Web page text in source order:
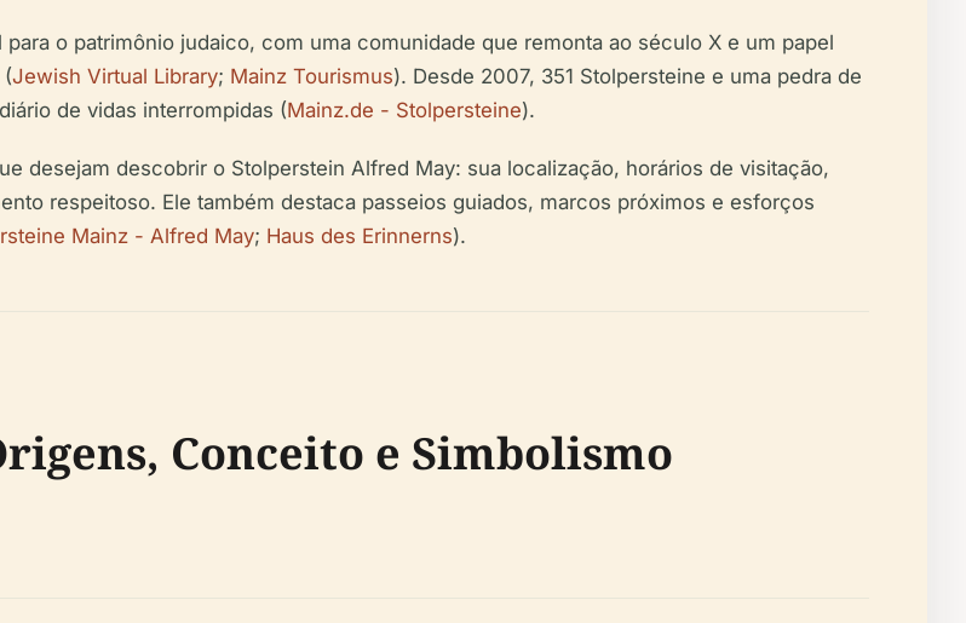
o patrimônio judaico, com uma comunidade que remonta ao século X e um papel
(Jewish Virtual Library; Mainz Tourismus). Desde 2007, 351 Stolpersteine e uma pedra de
de vidas interrompidas (Mainz.de - Stolpersteine).
desejam descobrir o Stolperstein Alfred May: sua localização, horários de visitação,
respeitoso. Ele também destaca passeios guiados, marcos próximos e esforços
Mainz - Alfred May; Haus des Erinnerns).
Conceito e Simbolismo